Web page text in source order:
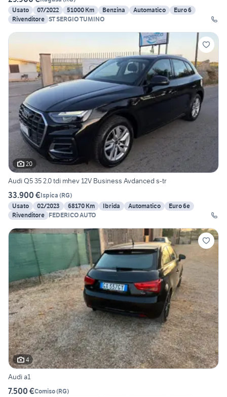
Usato
07/2022 51000 Km Benzina Automatico
Euro 6
Rivenditore ST SERGIO TUMINO
20
Audi Q5 35 2.0 tdi mhev 12V Business Avdanced s-tr
33.900 €Ispica (RG)
Usato
02/2023 68170 Km Ibrida Automatico
Euro 6e
Rivenditore FEDERICO AUTO
4
Audi a1
7.500 €Comiso(RG)